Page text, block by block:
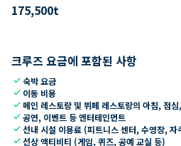
175,500t
크루즈 요금에 포함된 사항
check숙박 요금
check 이동 비용
check 메인 레스토랑 및 뷔페 레스토랑의 아침, 점
check공연, 이벤트 등 엔터테인먼트
check선내 시설 이용료 (피트니스 센터, 수영장,
check선상 액티비티 (게임, 퀴즈, 공예 교실 등)